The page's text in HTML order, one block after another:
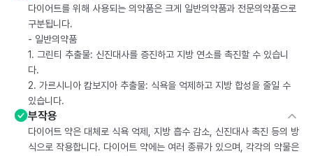
다이어트를 위해 사용되는 의약품은 크게 일반의약품과 전문의약품으로
구분됩니다.
- 일반의약품
1. 그린티 추출물: 신진대사를 증진하고 지방 연소를 촉진할 수 있습니
다.
2. 가르시니아 캄보지아 추출물: 식욕을 억제하고 지방 합성을 줄일 수
있습니다.
부작용
다이어트 약은 대체로 식욕 억제, 지방 흡수 감소, 신진대사 촉진 등의 방
식으로 작용합니다. 다이어트 약에는 여러 종류가 있으며, 각각의 약물은